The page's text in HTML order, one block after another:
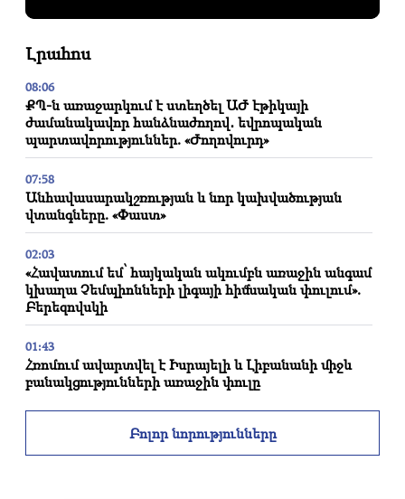
Լրահոս
08:06
ՔՊ-ն առաջարկում է ստեղծել ԱԺ էթիկայի
ժամանակավոր հանձնաժողով․ եվրոպական
պարտավորություններ. «Ժողովուրդ»
07:58
Անհավասարակշռության և նոր կախվածության
վտանգները. «Փաստ»
02:03
«Հավատում եմ՝ հայկական ակումբն առաջին անգամ
կխաղա Չեմպիոնների լիգայի հիմնական փուլում».
Բերեզովսկի
01:43
Հռոմում ավարտվել է Իսրայելի և Լիբանանի միջև
բանակցությունների առաջին փուլը
Օգոստոսի ֆինանսական հորոսկոպը՝ բոլոր
կենդանակերպի նշանների համար
Բոլոր նորությունները